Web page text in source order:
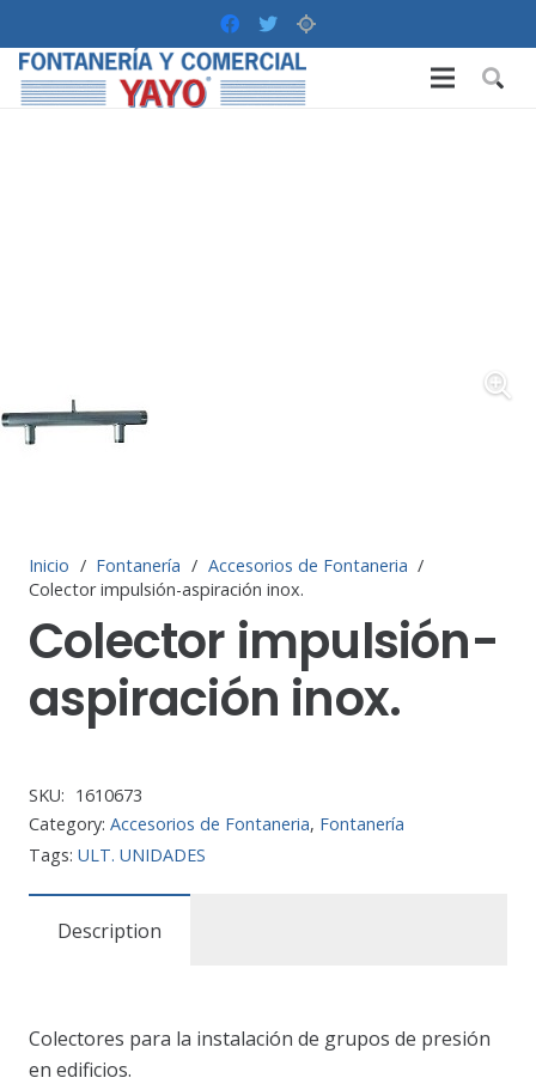
Inicio / Fontanería / Accesorios de Fontaneria /
Colector impulsión-aspiración inox.
Colector impulsión-
aspiración inox.
SKU: 1610673
Category: Accesorios de Fontaneria, Fontanería
Tags: ULT. UNIDADES
Description
Colectores para la instalación de grupos de presión
en edificios.